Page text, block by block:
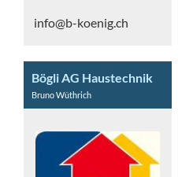
info@b-koenig.ch
Bögli AG Haustechnik
Bruno Wüthrich